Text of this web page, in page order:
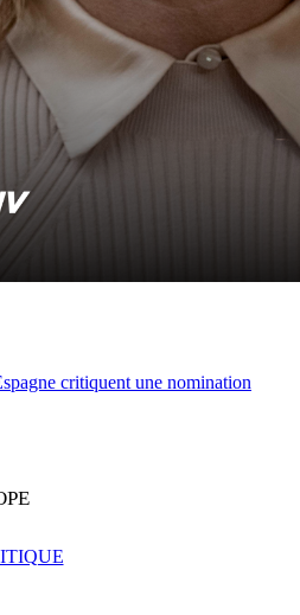
critiquent une nomination